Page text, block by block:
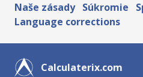
Naše zásady Súkromie
Language corrections
Calculaterix.com